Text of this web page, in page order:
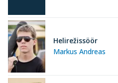
Markus Andreas
Helirežissöör